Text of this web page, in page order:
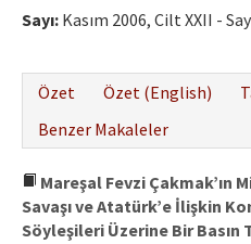
Sayı: Kasım 2006, Cilt XXII -
Özet
Özet (English)
Benzer Makaleler
Mareşal Fevzi Çakmak’ın
Savaşı ve Atatürk’e İlişkin
Söyleşileri Üzerine Bir Basın